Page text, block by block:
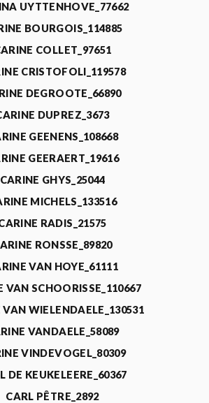
UYTTENHOVE_77662
BOURGOIS_114885
COLLET_97651
CRISTOFOLI_119578
DEGROOTE_66890
DUPREZ_3673
GEENENS_108668
GEERAERT_19616
CARINE GHYS_25044
MICHELS_133516
RADIS_21575
RONSSE_89820
VAN HOYE_61111
VAN SCHOORISSE_110667
VAN WIELENDAELE_130531
VANDAELE_58089
VINDEVOGEL_80309
DE KEUKELEERE_60367
CARL PÊTRE_2892